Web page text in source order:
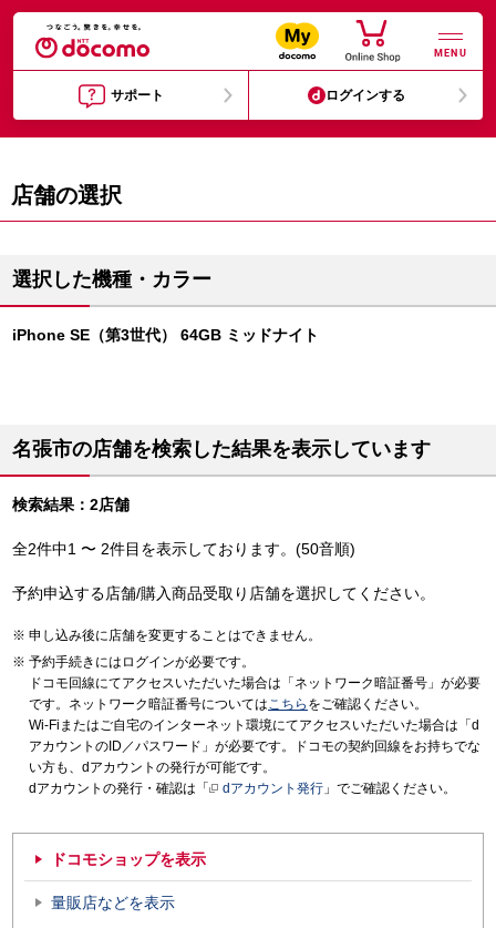
MENU
サポート ログインする
店舗の選択
選択した機種・カラー
iPhone SE（第3世代） 64GB ミッドナイト
名張市の店舗を検索した結果を表示しています
検索結果：2店舗
全2件中1 〜 2件目を表示しております。(50音順)
予約申込する店舗/購入商品受取り店舗を選択してください。
申し込み後に店舗を変更することはできません。
予約手続きにはログインが必要です。
ドコモ回線にてアクセスいただいた場合は「ネットワーク暗証番号」が必要
です。ネットワーク暗証番号についてはこちら をご確認ください。
Wi-Fiまたはご自宅のインターネット環境にてアクセスいただいた場合は「d
アカウントのID／パスワード」が必要です。ドコモの契約回線をお持ちでな
い方も、dアカウントの発行が可能です。
dアカウントの発行・確認は「
dアカウント発行 」でご確認ください。
ドコモショップを表示
量販店などを表示